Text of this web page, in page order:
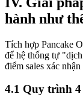
hành như
Tích hợp Pancake
để hệ thống tự
điểm sales xác
4.1 Quy trình